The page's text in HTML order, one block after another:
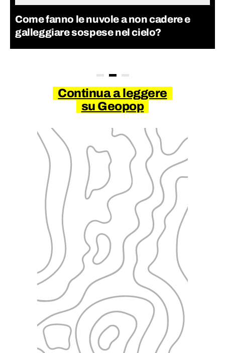
Come fanno le nuvole a non cadere e
galleggiare sospese nel cielo?
Continua a leggere
su Geopop